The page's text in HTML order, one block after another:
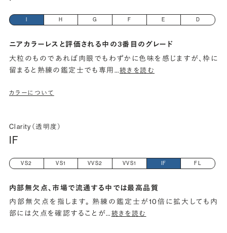
H G F E D
ニアカラーレスと評価される中の3番目のグレード
大粒のものであれば肉眼でもわずかに色味を感じますが、枠に
留まると熟練の鑑定士でも専用 …続きを読む
カラーについて
Clarity（透明度）
IF
VS2 VS1 VVS2 VVS1 IF FL
内部無欠点、市場で流通する中では最高品質
内部無欠点を指します。 熟練の鑑定士が10倍に拡大しても内
部には欠点を確認することが… 続きを読む